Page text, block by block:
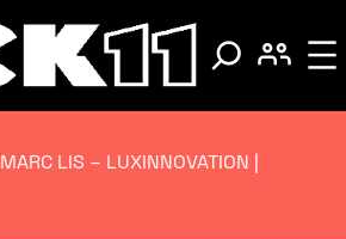
MARC LIS – LUXINNOVATION |